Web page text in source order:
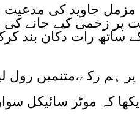
مزمل جاوید کی مدعیت
ساتھ رات دکان بند
ہم رکے،متنمیں رول
کہ موٹر سائیکل